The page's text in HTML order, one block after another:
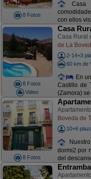
8 Fotos
Casa
con ellos
8 Fotos
Video
Casa
Casa Rural
de La
2-14+3
60 km de
En
Castillo de
(Zamora)
8 Fotos
Boveda de
10+6
dormi2 por
del